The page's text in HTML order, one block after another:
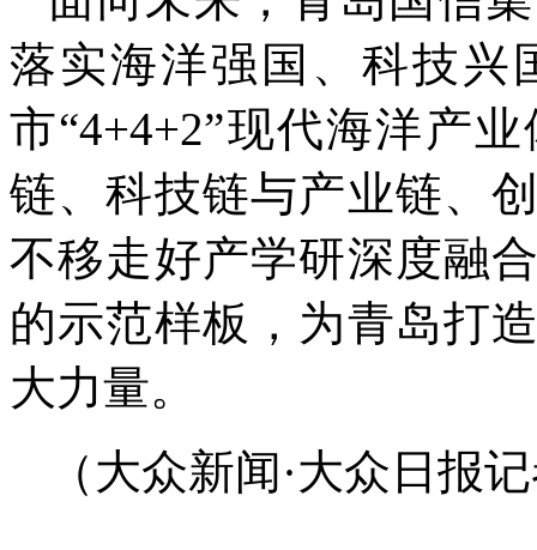
落实海洋强国、科技兴
市“4+4+2”现代海洋产
链、科技链与产业链、
不移走好产学研深度融
的示范样板，为青岛打
大力量。
（大众新闻·大众日报